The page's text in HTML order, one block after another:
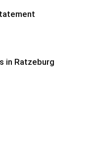
in Ratzeburg